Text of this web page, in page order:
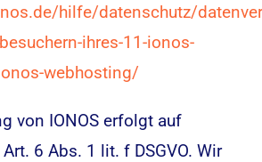
hilfe/datenschutz/
ihres-11-ionos-
webhosting/
von IONOS erfolgt auf
6 Abs. 1 lit. f DSGVO. Wir